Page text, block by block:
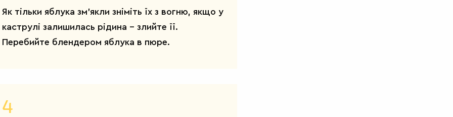
Як тільки яблука зм'якли зніміть їх з вогню, якщо у
каструлі залишилась рідина – злийте її.
Перебийте блендером яблука в пюре.
4